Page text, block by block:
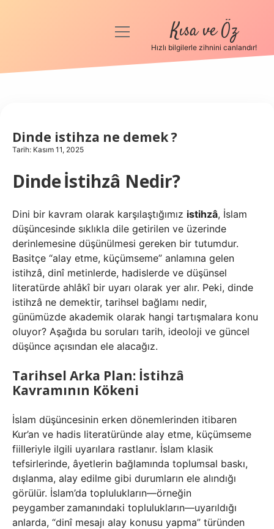
Anasayfa
Hakkımızda
menüyü
Kısa ve Öz
Hızlı bilgilerle zihnini canlandır!
Dinde istihza ne demek ?
Tarih: Kasım 11, 2025
Dindeİstihzâ Nedir?
Dini bir kavram olarak karşılaştığımız istihzâ, İslam
düşüncesinde sıklıkla dile getirilen ve üzerinde
derinlemesine düşünülmesi gereken bir tutumdur.
Basitçe “alay etme, küçümseme” anlamına gelen
istihzâ, dinî metinlerde, hadislerde ve düşünsel
literatürde ahlâkî bir uyarı olarak yer alır. Peki, dinde
istihzâ ne demektir, tarihsel bağlamı nedir,
günümüzde akademik olarak hangi tartışmalara konu
oluyor? Aşağıda bu soruları tarih, ideoloji ve güncel
düşünce açısından ele alacağız.
Tarihsel Arka Plan: İstihzâ
Kavramının Kökeni
İslam düşüncesinin erken dönemlerinden itibaren
Kur’an ve hadis literatüründe alay etme, küçümseme
fiilleriyle ilgili uyarılara rastlanır. İslam klasik
tefsirlerinde, âyetlerin bağlamında toplumsal baskı,
dışlanma, alay edilme gibi durumların ele alındığı
görülür. İslam’da toplulukların—örneğin
peygamber zamanındaki toplulukların—uyarıldığı
anlarda, “dinî mesajı alay konusu yapma” türünden